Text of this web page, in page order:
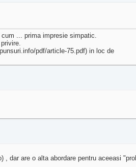
... prima impresie simpatic.
pdf/article-75.pdf) in loc de
, dar are o alta abordare pentru aceeasi